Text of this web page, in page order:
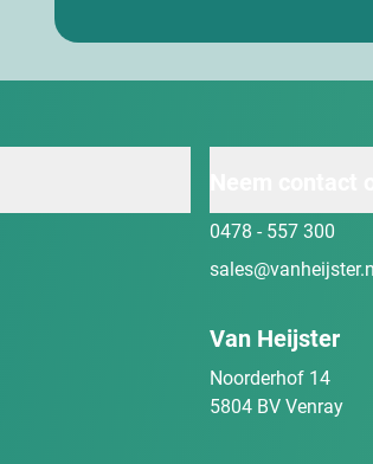
0478 - 557 300
Van Heijster
Noorderhof 14
5804 BV Venray